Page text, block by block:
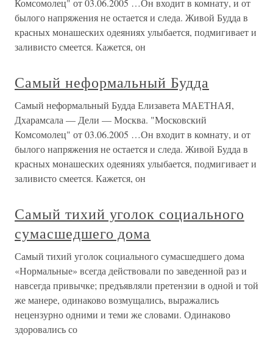
Комсомолец" от 03.06.2005 …Он входит в комнату, и от
былого напряжения не остается и следа. Живой Будда в
красных монашеских одеяниях улыбается, подмигивает и
заливисто смеется. Кажется, он
Самый неформальный Будда
Самый неформальный Будда Елизавета МАЕТНАЯ,
Дхарамсала — Дели — Москва. "Московский
Комсомолец" от 03.06.2005 …Он входит в комнату, и от
былого напряжения не остается и следа. Живой Будда в
красных монашеских одеяниях улыбается, подмигивает и
заливисто смеется. Кажется, он
Самый тихий уголок социального
сумасшедшего дома
Самый тихий уголок социального сумасшедшего дома
«Нормальные» всегда действовали по заведенной раз и
навсегда привычке; предъявляли претензии в одной и той
же манере, одинаково возмущались, выражались
нецензурно одними и теми же словами. Одинаково
здоровались со